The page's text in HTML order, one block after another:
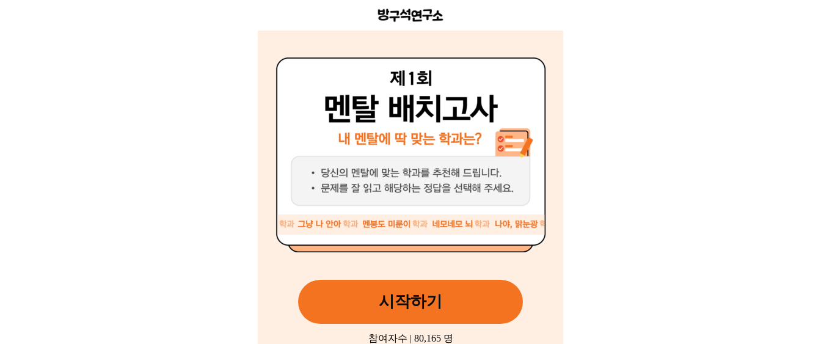
시작하기
참여자수 | 80,165 명